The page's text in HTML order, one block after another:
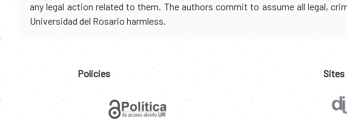
any legal action related to them. The authors commit to assume all legal,
Universidad del Rosario harmless.
Policies Sites